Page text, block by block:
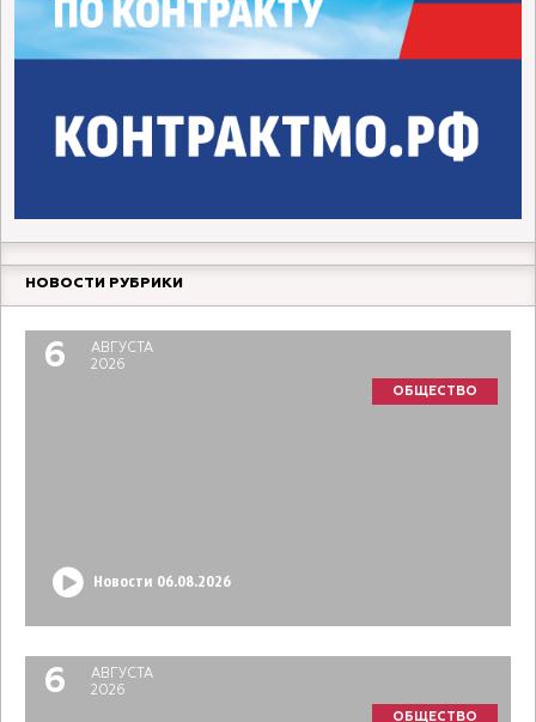
НОВОСТИ РУБРИКИ
6
АВГУСТА
2026
ОБЩЕСТВО
Новости 06.08.2026
6
АВГУСТА
2026
ОБЩЕСТВО